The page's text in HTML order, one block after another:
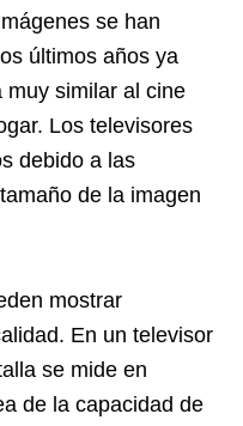
se han
últimos años ya
muy similar al cine
Los televisores
debido a las
de la imagen
mostrar
En un televisor
se mide en
de la capacidad de